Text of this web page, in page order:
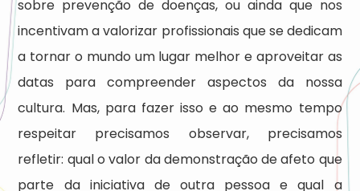
sobre prevenção de doenças, ou ainda que nos
incentivam a valorizar profissionais que se dedicam
a tornar o mundo um lugar melhor e aproveitar as
datas para compreender aspectos da nossa
cultura. Mas, para fazer isso e ao mesmo tempo
respeitar precisamos observar, precisamos
refletir: qual o valor da demonstração de afeto que
parte da iniciativa de outra pessoa e qual a